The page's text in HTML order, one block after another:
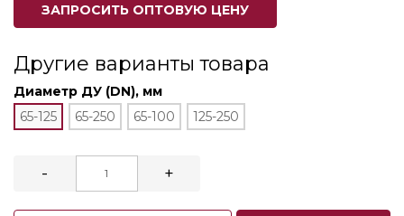
ЗАПРОСИТЬ ОПТОВУЮ ЦЕНУ
Другие варианты товара
Диаметр ДУ (DN), мм
65-125
65-250 65-100 125-250
- +